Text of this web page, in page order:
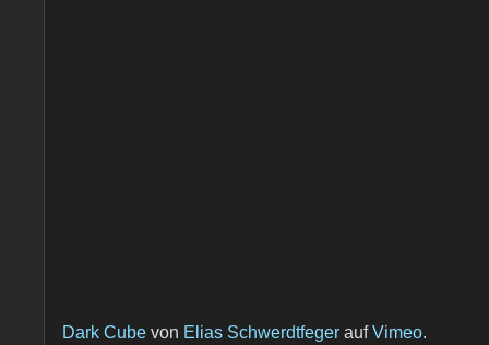
Dark Cube von Elias Schwerdtfeger aufVimeo.